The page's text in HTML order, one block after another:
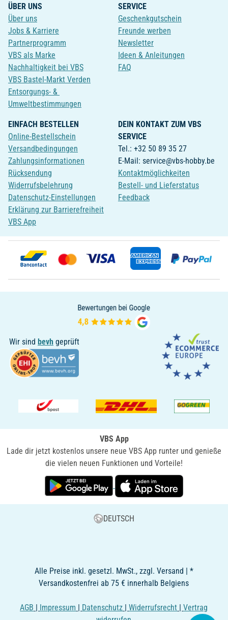
ÜBER UNS
Über uns
Jobs & Karriere
Partnerprogramm
VBS als Marke
Nachhaltigkeit bei VBS
VBS Bastel-Markt Verden
Entsorgungs- &
Umweltbestimmungen
SERVICE
Geschenkgutschein
Freunde werben
Newsletter
Ideen & Anleitungen
FAQ
EINFACH BESTELLEN
Online-Bestellschein
Versandbedingungen
Zahlungsinformationen
Rücksendung
Widerrufsbelehrung
Datenschutz-Einstellungen
Erklärung zur Barrierefreiheit
VBS App
DEIN KONTAKT ZUM VBS
SERVICE
Tel.: +32 50 89 35 27
E-Mail: service@vbs-hobby.be
Kontaktmöglichkeiten
Bestell- und Lieferstatus
Feedback
Wir sind bevh geprüft
VBS App
Lade dir jetzt kostenlos unsere neue VBS App runter und genieße
die vielen neuen Funktionen und Vorteile!
DEUTSCH
Alle Preise inkl. gesetzl. MwSt., zzgl. Versand | *
Versandkostenfrei ab 75 € innerhalb Belgiens
AGB | Impressum | Datenschutz |Widerrufsrecht |Vertrag